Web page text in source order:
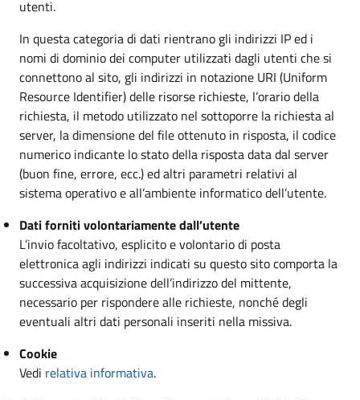
utenti.
In questa categoria di dati rientrano gli indirizzi IP ed i
nomi di dominio dei computer utilizzati dagli utenti che si
connettono al sito, gli indirizzi in notazione URI (Uniform
Resource Identifier) delle risorse richieste, l’orario della
richiesta, il metodo utilizzato nel sottoporre la richiesta al
server, la dimensione del file ottenuto in risposta, il codice
numerico indicante lo stato della risposta data dal server
(buon fine, errore, ecc.) ed altri parametri relativi al
sistema operativo e all’ambiente informatico dell’utente.
Dati forniti volontariamente dall’utente
L’invio facoltativo, esplicito e volontario di posta
elettronica agli indirizzi indicati su questo sito comporta la
successiva acquisizione dell’indirizzo del mittente,
necessario per rispondere alle richieste, nonché degli
eventuali altri dati personali inseriti nella missiva.
Cookie
Vedi relativa informativa.